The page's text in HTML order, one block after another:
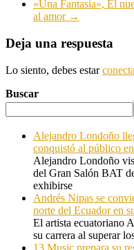
«Una Fantasía», El
al amor →
Deja una respuesta
Lo siento, debes estar
Buscar
Alejandro Londoño
conquistó al público
Alejandro Londoño
del Gran Salón BAT
exhibirse
Andrés Nipas se
norte del Ecuador en
El artista ecuatoriano
su carrera al superar
13 Music prepara su